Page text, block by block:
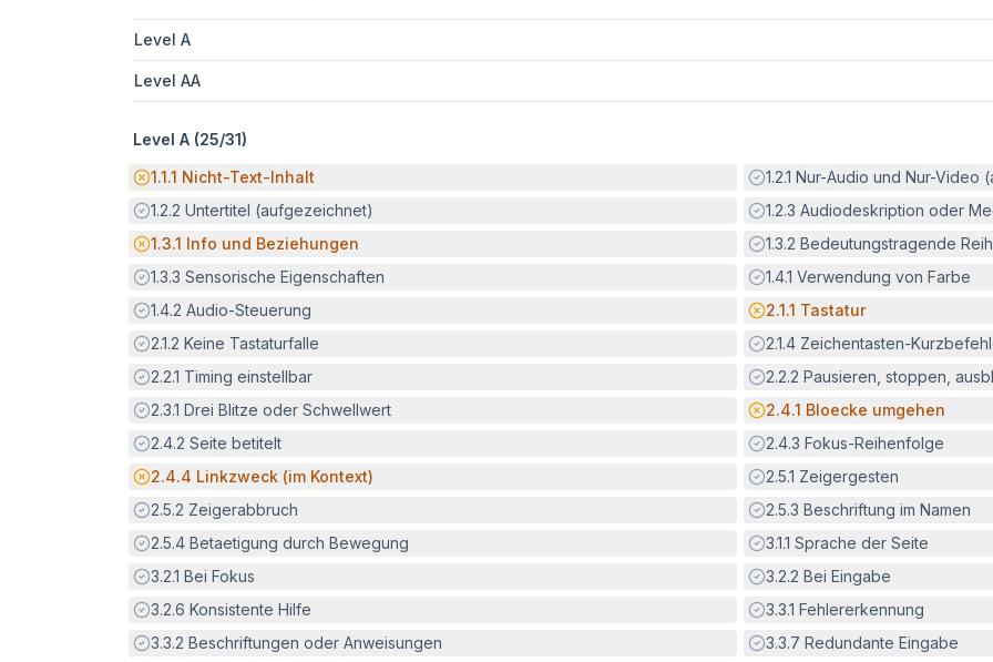
Level A
Level AA
Level A (25/31)
Potenzielle Barriere:
1.1.1 Nicht-Text-Inhalt Erfüllt:
1.2.1 Nur-Audio und Nur-Video
Erfüllt:
1.2.2 Untertitel (aufgezeichnet) Erfüllt:
1.2.3 Audiodeskription oder
Potenzielle Barriere:
1.3.1 Info und Beziehungen Erfüllt:
1.3.2 Bedeutungstragende
Erfüllt:
1.3.3 Sensorische Eigenschaften Erfüllt:
1.4.1 Verwendung von Farbe
Erfüllt:
1.4.2 Audio-Steuerung Potenzielle Barriere:
2.1.1 Tastatur
Erfüllt:
2.1.2 Keine Tastaturfalle Erfüllt:
2.1.4 Zeichentasten-
Erfüllt:
2.2.1 Timing einstellbar Erfüllt:
2.2.2 Pausieren, stoppen,
Erfüllt:
2.3.1 Drei Blitze oder Schwellwert Potenzielle Barriere:
2.4.1 Bloecke umgehen
Erfüllt:
2.4.2 Seite betitelt Erfüllt:
2.4.3 Fokus-Reihenfolge
Potenzielle Barriere:
2.4.4 Linkzweck (im Kontext) Erfüllt:
2.5.1 Zeigergesten
Erfüllt:
2.5.2 Zeigerabbruch Erfüllt:
2.5.3 Beschriftung im Namen
Erfüllt:
2.5.4 Betaetigung durch Bewegung Erfüllt:
3.1.1 Sprache der Seite
Erfüllt:
3.2.1 Bei Fokus Erfüllt:
3.2.2 Bei Eingabe
Erfüllt:
3.2.6 Konsistente Hilfe Erfüllt:
3.3.1 Fehlererkennung
Erfüllt:
3.3.2 Beschriftungen oder Anweisungen Erfüllt:
3.3.7 Redundante Eingabe